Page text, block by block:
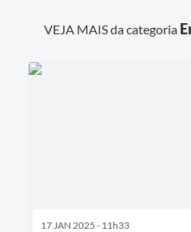
VEJA MAIS da categoria
17 JAN 2025 - 11h33